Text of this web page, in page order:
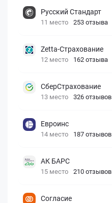
Русский Стандарт
11 место 253 отзыва
Zetta-Страхование
12 место 162 отзыва
СберСтрахование
13 место 326 отзывов
Евроинс
14 место 187 отзывов
АК БАРС
15 место 210 отзывов
Согласие